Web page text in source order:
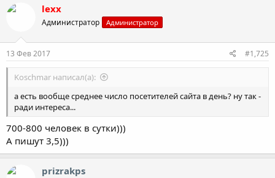
:
lexx
Администратор Администратор
13 Фев 2017 #1,725
Koschmar написал(а):
а есть вообще среднее число посетителей сайта в день? ну так -
ради интереса...
700-800 человек в сутки)))
А пишут 3,5)))
prizrakps